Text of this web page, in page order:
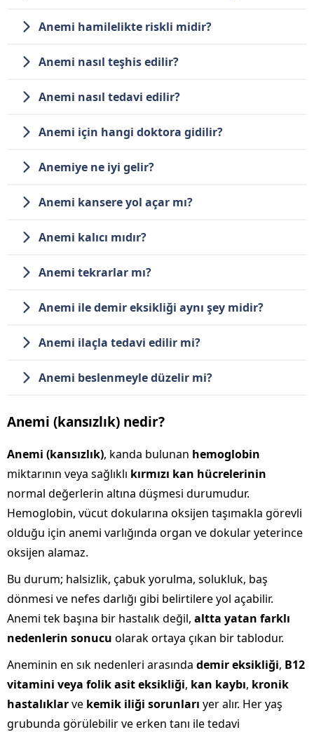
Anemi hamilelikte riskli midir?
Anemi nasıl teşhis edilir?
Anemi nasıl tedavi edilir?
Anemi için hangi doktora gidilir?
Anemiye ne iyi gelir?
Anemi kansere yol açar mı?
Anemi kalıcı mıdır?
Anemi tekrarlar mı?
Anemi ile demir eksikliği aynı şey midir?
Anemi ilaçla tedavi edilir mi?
Anemi beslenmeyle düzelir mi?
Anemi (kansızlık) nedir?
Anemi (kansızlık), kanda bulunan hemoglobin
miktarının veya sağlıklı kırmızı kan hücrelerinin
normal değerlerin altına düşmesi durumudur.
Hemoglobin, vücut dokularına oksijen taşımakla görevli
olduğu için anemi varlığında organ ve dokular yeterince
oksijen alamaz.
Bu durum; halsizlik, çabuk yorulma, solukluk, baş
dönmesi ve nefes darlığı gibi belirtilere yol açabilir.
Anemi tek başına bir hastalık değil, altta yatan farklı
nedenlerin sonucu olarak ortaya çıkan bir tablodur.
Aneminin en sık nedenleri arasında demir eksikliği, B12
vitamini veya folik asit eksikliği, kan kaybı, kronik
hastalıklarve kemik iliği sorunları yer alır. Her yaş
grubunda görülebilir ve erken tanı ile tedavi